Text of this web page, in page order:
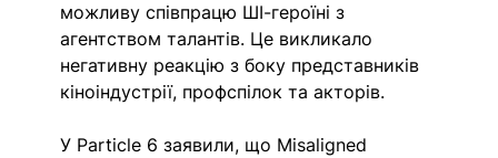
можливу співпрацю ШІ-героїні з
агентством талантів. Це викликало
негативну реакцію з боку представників
кіноіндустрії, профспілок та акторів.
У Particle 6 заявили, що Misaligned